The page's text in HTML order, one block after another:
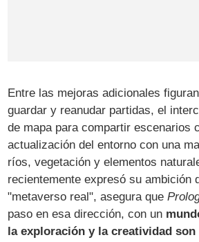
Entre las mejoras adicionales
guardar y reanudar partidas, el
de mapa para compartir escenarios
actualización del entorno con una
ríos, vegetación y elementos
recientemente expresó su ambición
"metaverso real", asegura que
paso en esa dirección, con un
la exploración y la creatividad son